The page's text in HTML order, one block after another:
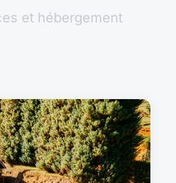
et hébergement